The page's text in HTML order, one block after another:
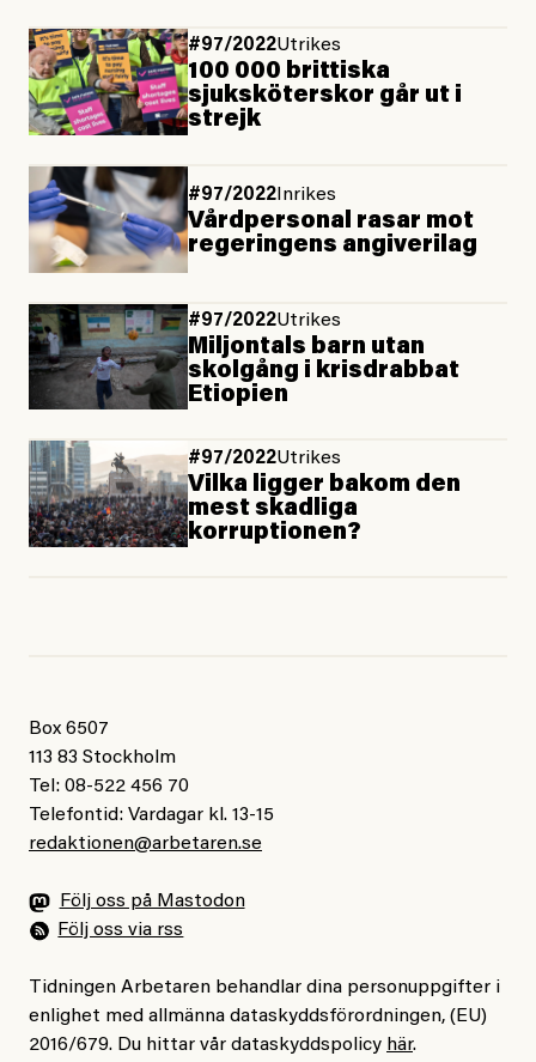
#97/2022Utrikes
100 000 brittiska
sjuksköterskor går ut i
strejk
#97/2022 Inrikes
Vårdpersonal rasar mot
regeringens angiverilag
#97/2022Utrikes
Miljontals barn utan
skolgång i krisdrabbat
Etiopien
#97/2022Utrikes
Vilka ligger bakom den
mest skadliga
korruptionen?
Box 6507
113 83 Stockholm
Tel: 08-522 456 70
Telefontid: Vardagar kl. 13-15
redaktionen@arbetaren.se
Följ oss på Mastodon
Följ oss via rss
Tidningen Arbetaren behandlar dina personuppgifter i
enlighet med allmänna dataskyddsförordningen, (EU)
2016/679. Du hittar vår dataskyddspolicy här.